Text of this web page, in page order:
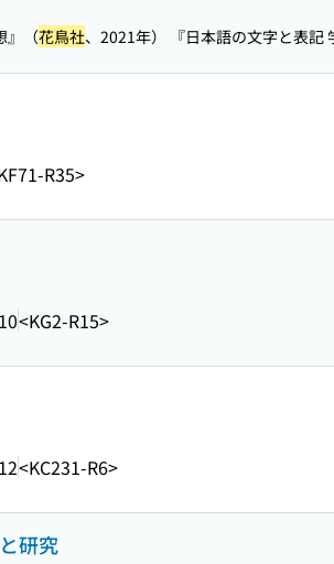
』（花鳥社、2021年） 『日本語の文字と表記
R35>
<KG2-R15>
<KC231-R6>
研究